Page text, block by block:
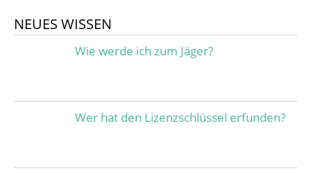
NEUES WISSEN
Wie werde ich zum Jäger?
Wer hat den Lizenzschlüssel erfunden?